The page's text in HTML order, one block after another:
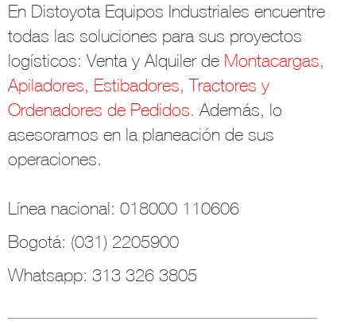
En Distoyota Equipos Industriales encuentre
todas las soluciones para sus proyectos
logísticos: Venta y Alquiler de Montacargas,
Apiladores, Estibadores, Tractores y
Ordenadores de Pedidos. Además, lo
asesoramos en la planeación de sus
operaciones.
Línea nacional: 018000 110606
Bogotá: (031) 2205900
Whatsapp: 313 326 3805